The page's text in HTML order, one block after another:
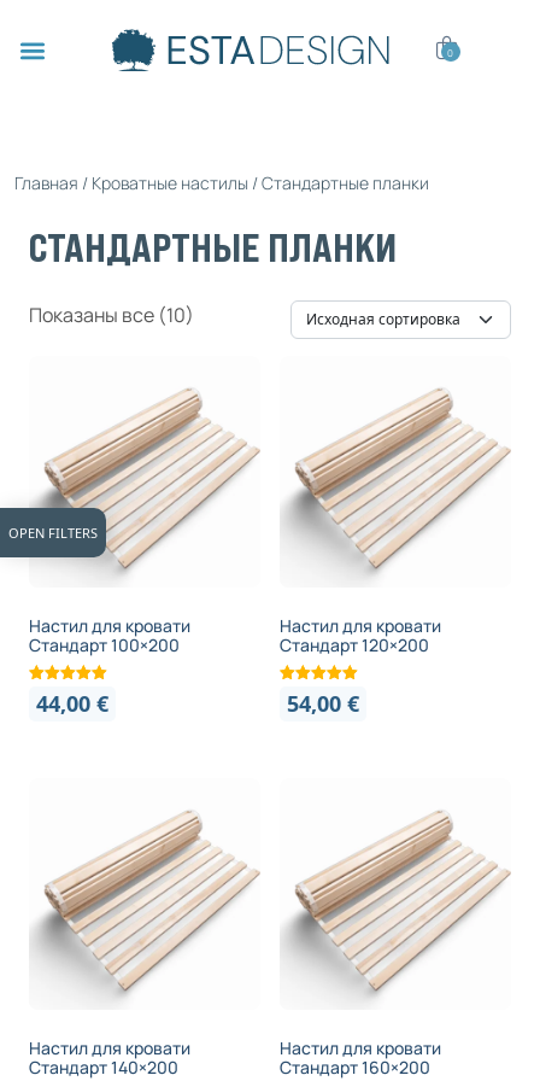
0
Главная / Кроватные настилы / Стандартные планки
СТАНДАРТНЫЕ ПЛАНКИ
OPEN FILTERS
Показаны все (10)
Настил для кровати
Стандарт 100×200
44,00 €
Настил для кровати
Стандарт 120×200
54,00 €
Настил для кровати
Стандарт 140×200
Настил для кровати
Стандарт 160×200